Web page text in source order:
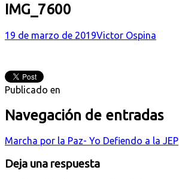
IMG_7600
19 de marzo de 2019Victor Ospina
Publicado en
Navegación de entradas
Marcha por la Paz- Yo Defiendo a la JEP
Deja una respuesta